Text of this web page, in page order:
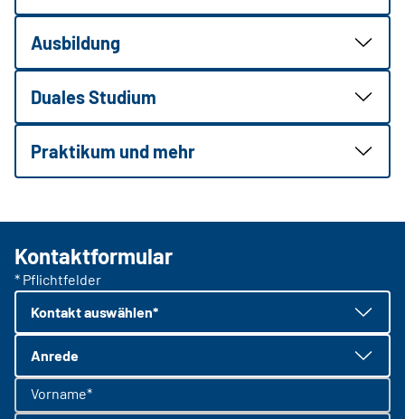
Ausbildung
Duales Studium
Praktikum und mehr
Kontaktformular
* Pflichtfelder
Kontakt auswählen*
Anrede
Vorname*